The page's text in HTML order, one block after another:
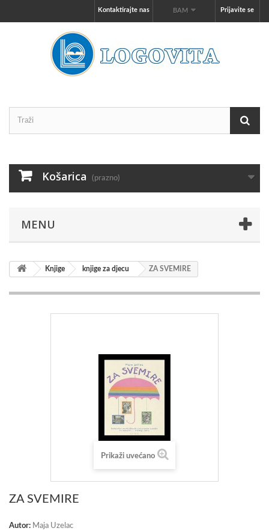
Prijavite se
BAM
Kontaktirajte nas
Košarica (prazno)
MENU
Knjige knjige za djecu ZA SVEMIRE
Prikaži uvećano
ZA SVEMIRE
Autor: Maja Uzelac